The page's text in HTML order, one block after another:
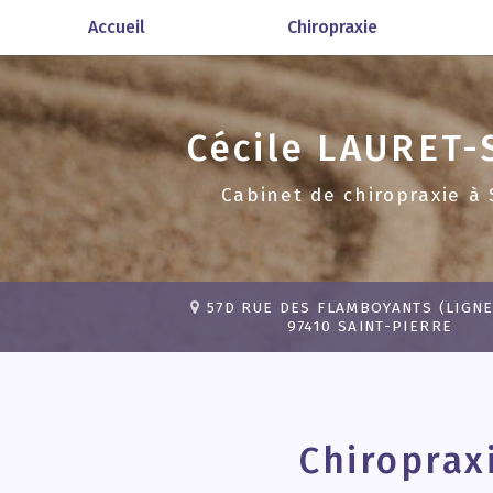
contenu
principal
Accueil Chiropraxie
CécileLAURET-
Cabinet de chiropraxie à
57D RUE DES FLAMBOYANTS
97410 SAINT-PIERRE